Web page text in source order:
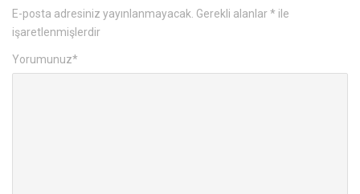
E-posta adresiniz yayınlanmayacak. Gerekli alanlar* ile
işaretlenmişlerdir
Yorumunuz*